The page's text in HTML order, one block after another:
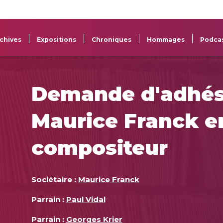
Sacem
projets
Sacem
des
Expositions Chroniques Hommages
Demande
Maurice Franck
compositeur
Sociétaire : Maurice Franck
Parrain : Paul Vidal
Parrain : Georges Krier